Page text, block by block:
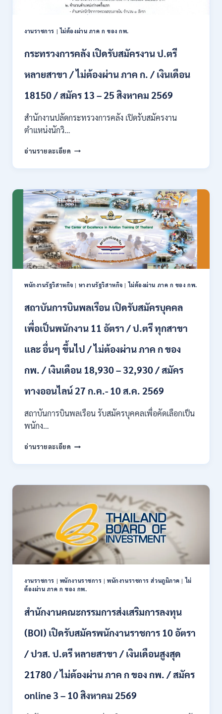
บรรจุ
เป็น
44
/
และ
ทุก
อื่นๆ
ผ่าน
สมัคร
ได้
/
เงิน
เดือน
สูงสุด
23,600
/
ONLINE
13
ส.ค.
งานราชการ |ไม่ต้องผ่าน ภาค ก ของ กพ.
กระทรวงการคลัง เปิดรับสมัครงาน ป.ตรี
หลายสาขา / ไม่ต้องผ่าน ภาค ก. / เงินเดือน
18150 / สมัคร 13 – 25 สิงหาคม 2569
สำนักงานปลัดกระทรวงการคลัง เปิดรับสมัครงาน
ตำแหน่งนักวิ…
อ่านรายละเอียด กระทรวง
คลัง
รับ
สมัคร
งาน
ป.ตรี
หลาย
สาขา
/
ไม่
ต้อง
ภาค
/
เดือน
/
13
25
สิงหาคม
2569
พนักงานรัฐวิสาหกิจ | หางานรัฐวิสาหกิจ |ไม่ต้องผ่าน ภาค ก ของ กพ.
สถาบันการบินพลเรือน เปิดรับสมัครบุคคล
เพื่อเป็นพนักงาน 11 อัตรา / ป.ตรี ทุกสาขา
และ อื่นๆ ขึ้นไป / ไม่ต้องผ่าน ภาค ก ของ
กพ. / เงินเดือน 18,930 – 32,930 / สมัคร
ทางออนไลน์ 27 ก.ค.- 10 ส.ค. 2569
สถาบันการบินพลเรือน รับสมัครบุคคลเพื่อคัดเลือกเป็น
พนักง…
อ่านรายละเอียด สถาบัน
บิน
เปิด
สมัคร
บุคคล
เพื่อ
เป็น
พนักงาน
11
อัตรา
ป.ตรี
ทุก
และ
ขึ้น
/
ต้อง
ภาค
งานราชการ | พนักงานราชการ |พนักงานราชการ ส่วนภูมิภาค |ไม่
ต้องผ่าน ภาค ก ของ กพ.
สำนักงานคณะกรรมการส่งเสริมการลงทุน
(BOI) เปิดรับสมัครพนักงานราชการ 10 อัตรา
/ ปวส. ป.ตรี หลายสาขา / เงินเดือนสูงสุด
21780 / ไม่ต้องผ่าน ภาค ก ของ กพ. / สมัคร
online 3 – 10 สิงหาคม 2569